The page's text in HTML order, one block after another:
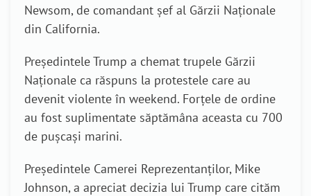
Newsom, de comandant șef al Gărzii Naționale
din California.
Președintele Trump a chemat trupele Gărzii
Naționale ca răspuns la protestele care au
devenit violente în weekend. Forțele de ordine
au fost suplimentate săptămâna aceasta cu 700
de pușcași marini.
Președintele Camerei Reprezentanților, Mike
Johnson, a apreciat decizia lui Trump care cităm